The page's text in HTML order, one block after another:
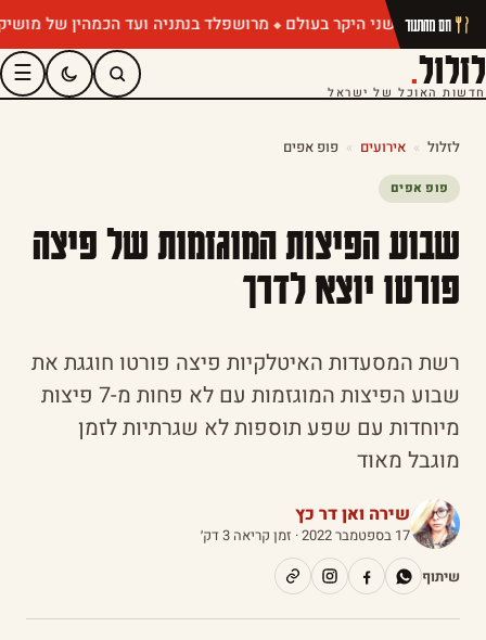
מרושפלד בנתניה ועד הכמהין של מושיק חם מהתנור
לזלול.
חדשות האוכל של ישראל
☰
לזלול » אירועים » פופ אפים
פופ אפים
שבוע הפיצות המוגזמות של פיצה
פורטו יוצא לדרך
רשת המסעדות האיטלקיות פיצה פורטו חוגגת את
שבוע הפיצות המוגזמות עם לא פחות מ-7 פיצות
מיוחדות עם שפע תוספות לא שגרתיות לזמן
מוגבל מאוד
שירה ואן דר כץ
17 בספטמבר 2022
· זמן קריאה 3 דק׳
שיתוף